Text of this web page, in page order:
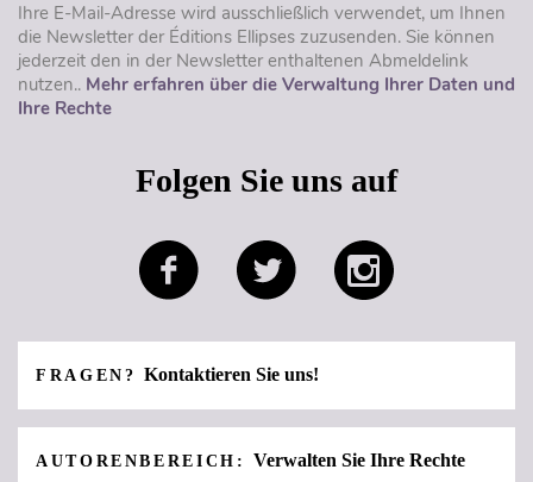
Ihre E-Mail-Adresse wird ausschließlich verwendet, um Ihnen
die Newsletter der Éditions Ellipses zuzusenden. Sie können
jederzeit den in der Newsletter enthaltenen Abmeldelink
nutzen.. Mehr erfahren über die Verwaltung Ihrer Daten und
Ihre Rechte
Folgen Sie uns auf
FRAGEN?Kontaktieren Sie uns!
AUTORENBEREICH: Verwalten Sie Ihre Rechte